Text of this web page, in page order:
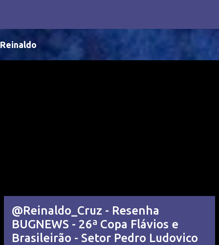
Reinaldo
@Reinaldo_Cruz - Resenha
BUGNEWS - 26ª Copa Flávios e
Brasileirão - Setor Pedro Ludovico